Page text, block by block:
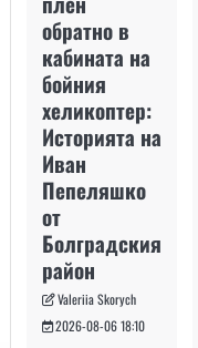
обратно в
кабината на
бойния
хеликоптер:
Историята на
Иван
Пепеляшко
от
Болградския
район
Valeriia Skorych
2026-08-06 18:10